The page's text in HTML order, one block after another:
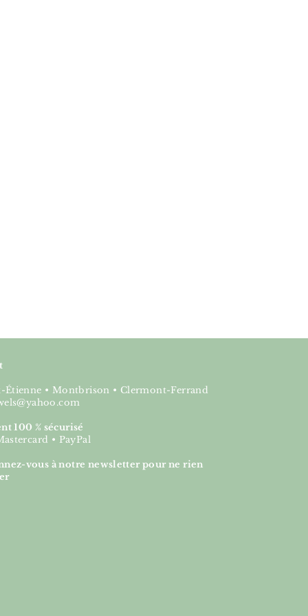
Étienne • Montbrison • Clermont-Ferrand
100 % sécurisé
• PayPal
vous à notre newsletter pour ne rien